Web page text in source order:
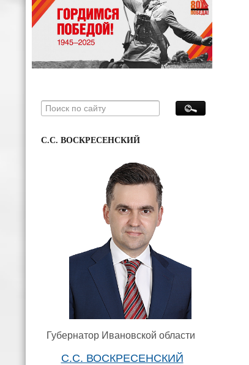
С.С. ВОСКРЕСЕНСКИЙ
Губернатор Ивановской области
С.С. ВОСКРЕСЕНСКИЙ